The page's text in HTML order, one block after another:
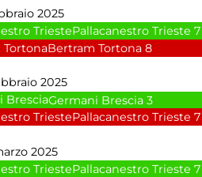
2025
Pallacanestro Trieste 7
Bertram Tortona 8
2025
Germani Brescia 3
Pallacanestro Trieste 7
2025
Pallacanestro Trieste 7